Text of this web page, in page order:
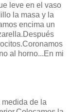
leve en el vaso
la masa y la
encima un
al horno...En mi
de la